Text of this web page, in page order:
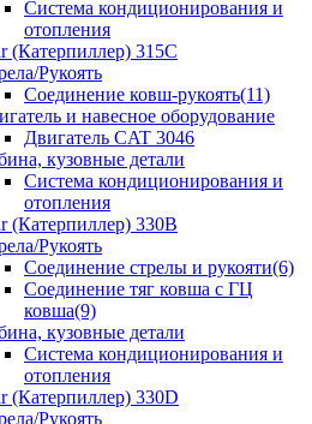
Система кондиционирования и
отопления
(Катерпиллер) 315C
Рукоять
Соединение ковш-рукоять(11)
и навесное оборудование
Двигатель CAT 3046
кузовные детали
Система кондиционирования и
отопления
(Катерпиллер) 330B
Рукоять
Соединение стрелы и рукояти(6)
Соединение тяг ковша с ГЦ
ковша(9)
кузовные детали
Система кондиционирования и
отопления
(Катерпиллер) 330D
Рукоять